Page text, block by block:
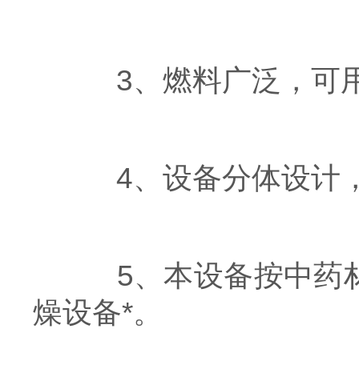
3、燃料广泛，可用
4、设备分体设计，
5、本设备按中药材
燥设备*。